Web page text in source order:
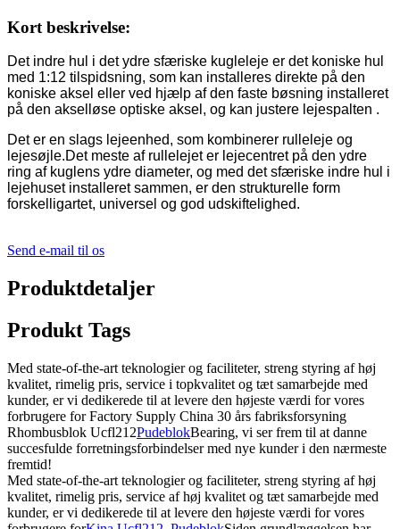
Kort beskrivelse:
Det indre hul i det ydre sfæriske kugleleje er det koniske hul
med 1:12 tilspidsning, som kan installeres direkte på den
koniske aksel eller ved hjælp af den faste bøsning installeret
på den akselløse optiske aksel, og kan justere lejespalten .
Det er en slags lejeenhed, som kombinerer rulleleje og
lejesøjle.Det meste af rullelejet er lejecentret på den ydre
ring af kuglens ydre diameter, og med det sfæriske indre hul i
lejehuset installeret sammen, er den strukturelle form
forskelligartet, universel og god udskiftelighed.
Send e-mail til os
Produktdetaljer
Produkt Tags
Med state-of-the-art teknologier og faciliteter, streng styring af høj
kvalitet, rimelig pris, service i topkvalitet og tæt samarbejde med
kunder, er vi dedikerede til at levere den højeste værdi for vores
forbrugere for Factory Supply China 30 års fabriksforsyning
Rhombusblok Ucfl212PudeblokBearing, vi ser frem til at danne
succesfulde forretningsforbindelser med nye kunder i den nærmeste
fremtid!
Med state-of-the-art teknologier og faciliteter, streng styring af høj
kvalitet, rimelig pris, service af høj kvalitet og tæt samarbejde med
kunder, er vi dedikerede til at levere den højeste værdi for vores